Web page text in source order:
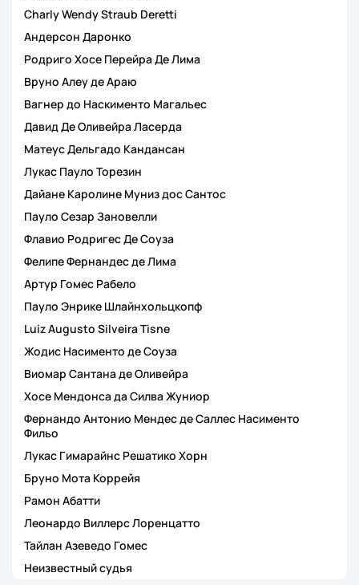
Charly Wendy Straub Deretti
Андерсон Даронко
Родриго Хосе Перейра Де Лима
Вруно Алеу де Араю
Вагнер до Наскименто Магальес
Давид Де Оливейра Ласерда
Матеус Дельгадо Кандансан
Лукас Пауло Торезин
Дайане Каролине Муниз дос Сантос
Пауло Сезар Зановелли
Флавио Родригес Де Соуза
Фелипе Фернандес де Лима
Артур Гомес Рабело
Пауло Энрике Шлайнхольцкопф
Luiz Augusto Silveira Tisne
Жодис Насименто де Соуза
Виомар Сантана де Оливейра
Хосе Мендонса да Силва Жуниор
Фернандо Антонио Мендес де Саллес Насименто
Фильо
Лукас Гимарайнс Решатико Хорн
Бруно Мота Коррейя
Рамон Абатти
Леонардо Виллерс Лоренцатто
Тайлан Азеведо Гомес
Неизвестный судья